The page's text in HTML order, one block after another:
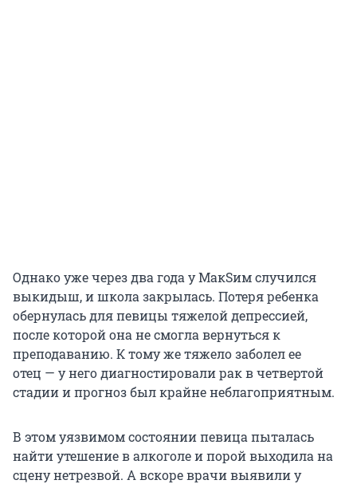
Однако уже через два года у МакSим случился
выкидыш, и школа закрылась. Потеря ребенка
обернулась для певицы тяжелой депрессией,
после которой она не смогла вернуться к
преподаванию. К тому же тяжело заболел ее
отец — у него диагностировали рак в четвертой
стадии и прогноз был крайне неблагоприятным.
В этом уязвимом состоянии певица пыталась
найти утешение в алкоголе и порой выходила на
сцену нетрезвой. А вскоре врачи выявили у